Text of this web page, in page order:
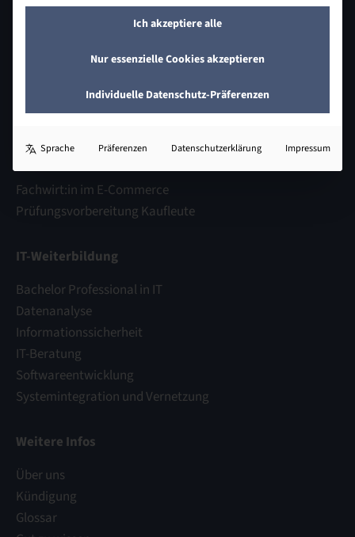
Johann-Heinrich-Schröder-Straße 32
05041 649 409 - 0
info@bzecom.de
E-Commerce
Fachwirt:in im E-Commerce
Prüfungsvorbereitung Kaufleute
IT-Weiterbildung
Bachelor Professional in IT
Datenanalyse
Informationssicherheit
IT-Beratung
Softwareentwicklung
Systemintegration und Vernetzung
Weitere Infos
Über uns
Kündigung
Glossar
Ich akzeptiere alle
Nur essenzielle Cookies akzeptieren
Individuelle Datenschutz-Präferenzen
Sprache Präferenzen Datenschutzerklärung Impressum